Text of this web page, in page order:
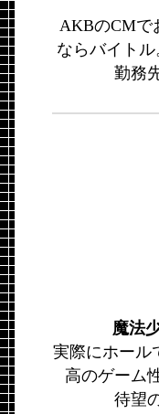
AKBのCMで
ならバイト
勤務
魔法
実際にホール
高のゲーム
待望